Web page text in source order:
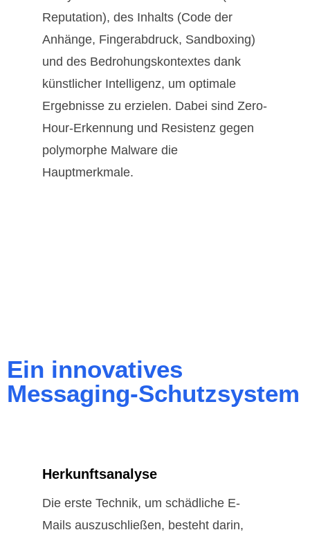
Reputation), des Inhalts (Code der
Anhänge, Fingerabdruck, Sandboxing)
und des Bedrohungskontextes dank
künstlicher Intelligenz, um optimale
Ergebnisse zu erzielen. Dabei sind Zero-
Hour-Erkennung und Resistenz gegen
polymorphe Malware die
Hauptmerkmale.
Ein innovatives
Messaging-Schutzsystem
Herkunftsanalyse
Die erste Technik, um schädliche E-
Mails auszuschließen, besteht darin,